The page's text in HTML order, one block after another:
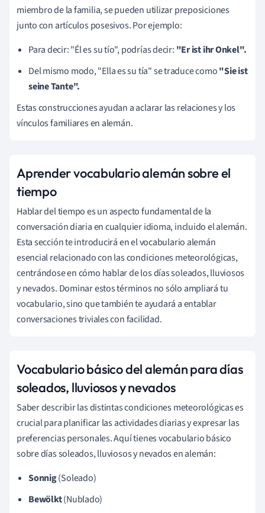
miembro de la familia, se pueden utilizar preposiciones
junto con artículos posesivos. Por ejemplo:
Para decir: "Él es su tío", podrías decir: "Er ist ihr Onkel".
Del mismo modo, "Ella es su tía" se traduce como"Sie ist
seine Tante".
Estas construcciones ayudan a aclarar las relaciones y los
vínculos familiares en alemán.
Aprender vocabulario alemán sobre el
tiempo
Hablar del tiempo es un aspecto fundamental de la
conversación diaria en cualquier idioma, incluido el alemán.
Esta sección te introducirá en el vocabulario alemán
esencial relacionado con las condiciones meteorológicas,
centrándose en cómo hablar de los días soleados, lluviosos
y nevados. Dominar estos términos no sólo ampliará tu
vocabulario, sino que también te ayudará a entablar
conversaciones triviales con facilidad.
Vocabulario básico del alemán para días
soleados, lluviosos y nevados
Saber describir las distintas condiciones meteorológicas es
crucial para planificar las actividades diarias y expresar las
preferencias personales. Aquí tienes vocabulario básico
sobre días soleados, lluviosos y nevados en alemán:
Sonnig(Soleado)
Bewölkt(Nublado)